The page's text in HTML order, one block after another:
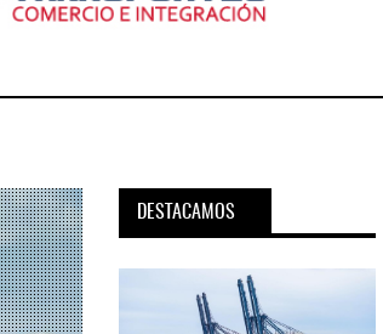
DESTACAMOS
MSC incorpora servicio PAMEX en
12 JUL 2026